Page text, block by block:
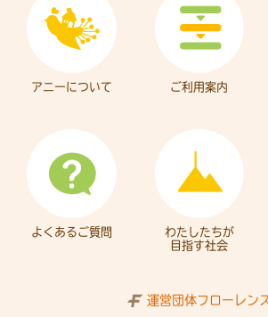
アニーについて ご利用案内
よくあるご質問
わたしたちが
目指す社会
運営団体フローレン